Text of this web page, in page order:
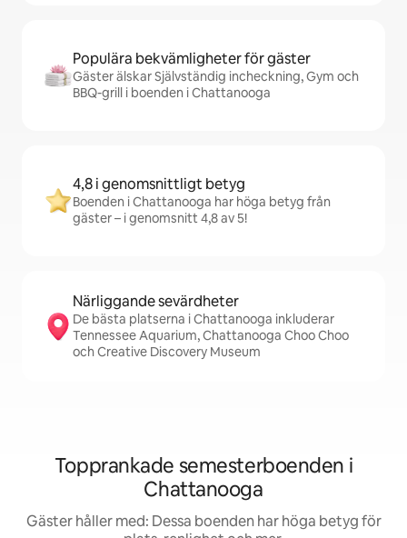
Populära bekvämligheter för gäster
Gäster älskar Självständig incheckning, Gym och
BBQ-grill i boenden i Chattanooga
4,8 i genomsnittligt betyg
Boenden i Chattanooga har höga betyg från
gäster – i genomsnitt 4,8 av 5!
Närliggande sevärdheter
De bästa platserna i Chattanooga inkluderar
Tennessee Aquarium, Chattanooga Choo Choo
och Creative Discovery Museum
Topprankade semesterboenden i
Chattanooga
Gäster håller med: Dessa boenden har höga betyg för